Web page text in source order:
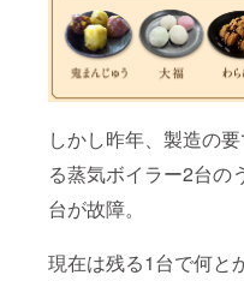
しかし昨年、製造の
る蒸気ボイラー2台の
台が故障。
現在は残る1台で何と